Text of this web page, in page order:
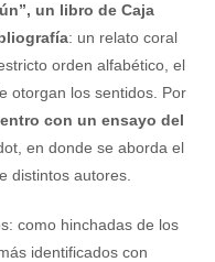
un libro de Caja
: un relato coral
orden alfabético, el
otorgan los sentidos. Por
con un ensayo del
en donde se aborda el
distintos autores.
como hinchadas de los
identificados con